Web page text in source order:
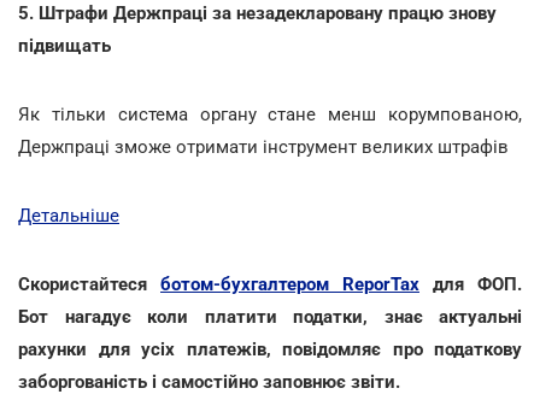
5. Штрафи Держпраці за незадекларовану працю знову
підвищать
Як тільки система органу стане менш корумпованою,
Держпраці зможе отримати інструмент великих штрафів
Детальніше
Скористайтеся ботом-бухгалтером ReporTax для ФОП.
Бот нагадує коли платити податки, знає актуальні
рахунки для усіх платежів, повідомляє про податкову
заборгованість і самостійно заповнює звіти.